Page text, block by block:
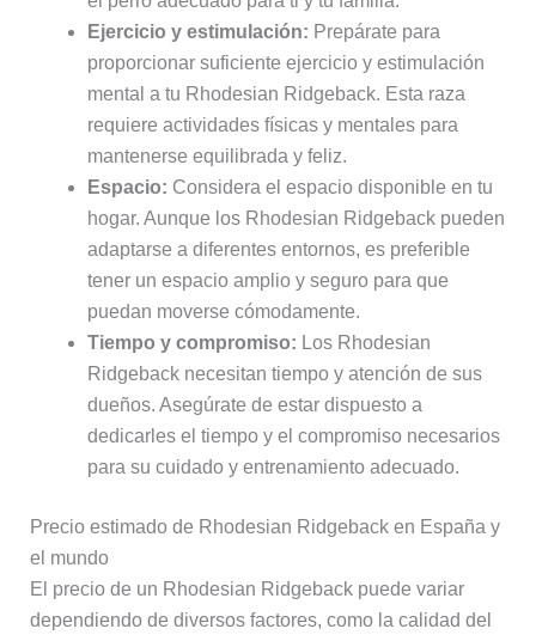
Ejercicio y estimulación: Prepárate para
proporcionar suficiente ejercicio y estimulación
mental a tu Rhodesian Ridgeback. Esta raza
requiere actividades físicas y mentales para
mantenerse equilibrada y feliz.
Espacio: Considera el espacio disponible en tu
hogar. Aunque los Rhodesian Ridgeback pueden
adaptarse a diferentes entornos, es preferible
tener un espacio amplio y seguro para que
puedan moverse cómodamente.
Tiempo y compromiso: Los Rhodesian
Ridgeback necesitan tiempo y atención de sus
dueños. Asegúrate de estar dispuesto a
dedicarles el tiempo y el compromiso necesarios
para su cuidado y entrenamiento adecuado.
Precio estimado de Rhodesian Ridgeback en España y
el mundo
El precio de un Rhodesian Ridgeback puede variar
dependiendo de diversos factores, como la calidad del